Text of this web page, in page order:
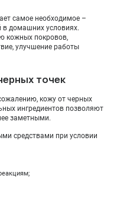
самое необходимое –
домашних условиях.
кожных покровов,
улучшение работы
точек
кожу от черных
ингредиентов позволяют
заметными.
средствами при условии